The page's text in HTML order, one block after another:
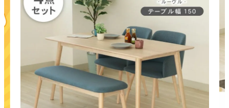
最短発送 冷感ラグ 冷感寝具 ワークデスク ウィルトンラ